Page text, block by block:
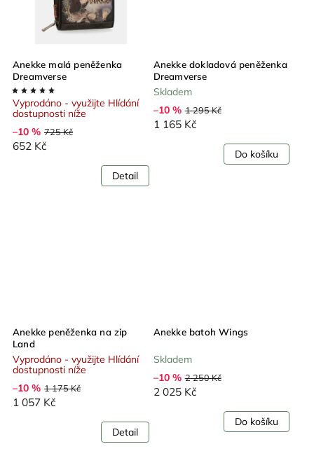
Anekke malá peněženka
Dreamverse
Vyprodáno - využijte Hlídání
dostupnosti níže
–10 % 725 Kč
652 Kč
Detail
Anekke dokladová peněženka
Dreamverse
Skladem
–10 % 1 295 Kč
1 165 Kč
Do košíku
Anekke peněženka na zip
Land
Vyprodáno - využijte Hlídání
dostupnosti níže
–10 % 1 175 Kč
1 057 Kč
Detail
Anekke batoh Wings
Skladem
–10 % 2 250 Kč
2 025 Kč
Do košíku